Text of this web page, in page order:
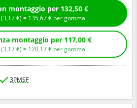
Compra con montaggio per 132,50 €
+ Ecotassa: (3,17€ ) = 135,67€ per gomma
Compra senza montaggio per 117,00 €
+ Ecotassa: (3,17€ ) = 120,17€ per gomma
3PMSF